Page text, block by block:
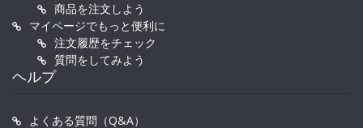
商品を注文しよう
マイページでもっと便利に
注文履歴をチェック
質問をしてみよう
ヘルプ
よくある質問（Q&A）